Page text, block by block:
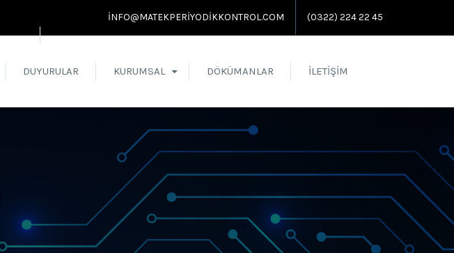
INFO@MATEKPERIYODIKKONTROL.COM (0322) 224 22 45
DUYURULAR KURUMSAL DÖKÜMANLAR İLETIŞIM